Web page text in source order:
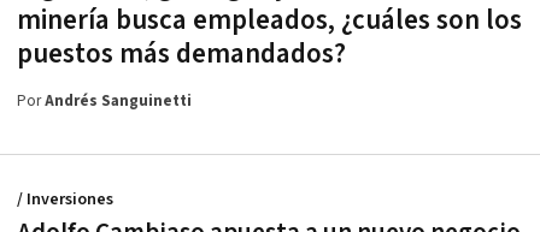
minería busca empleados, ¿cuáles son los
puestos más demandados?
PorAndrés Sanguinetti
/ Inversiones